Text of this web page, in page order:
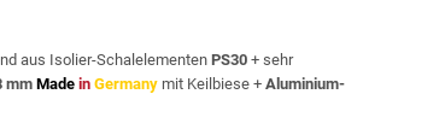
aus Isolier-SchalelementenPS30 + sehr
mm Made in Germany mit Keilbiese +Aluminium-